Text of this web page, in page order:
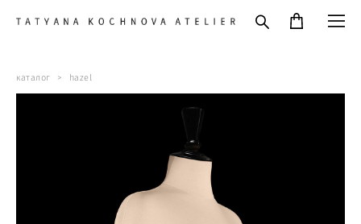
каталог > hazel